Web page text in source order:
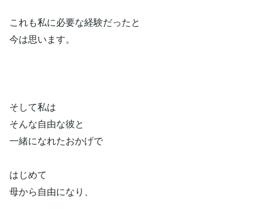
これも私に必要な経験だったと
今は思います。
そして私は
そんな自由な彼と
一緒になれたおかげで
はじめて
母から自由になり、